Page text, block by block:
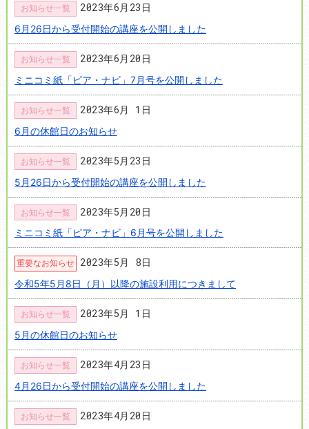
お知らせ一覧 2023年6月23日
6月26日から受付開始の講座を公開しました
お知らせ一覧 2023年6月20日
ミニコミ紙「ピア・ナビ」7月号を公開しました
お知らせ一覧 2023年6月 1日
6月の休館日のお知らせ
お知らせ一覧 2023年5月23日
5月26日から受付開始の講座を公開しました
お知らせ一覧 2023年5月20日
ミニコミ紙「ピア・ナビ」6月号を公開しました
重要なお知らせ 2023年5月 8日
令和5年5月8日（月）以降の施設利用につきまして
お知らせ一覧 2023年5月 1日
5月の休館日のお知らせ
お知らせ一覧 2023年4月23日
4月26日から受付開始の講座を公開しました
お知らせ一覧 2023年4月20日